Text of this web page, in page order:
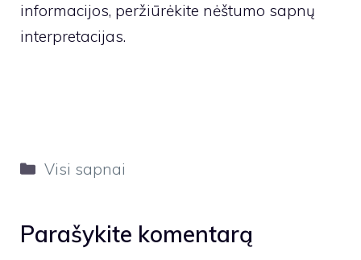
informacijos, peržiūrėkite nėštumo sapnų
interpretacijas.
Kategorijos
Visi sapnai
Parašykite komentarą